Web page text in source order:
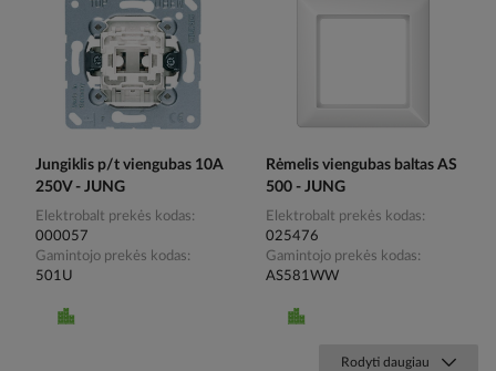
Jungiklis p/t viengubas 10A
250V - JUNG
Elektrobalt prekės kodas
000057
Gamintojo prekės kodas
501U
Rėmelis viengubas baltas AS
500 - JUNG
Elektrobalt prekės kodas
025476
Gamintojo prekės kodas
AS581WW
Rodyti daugiau